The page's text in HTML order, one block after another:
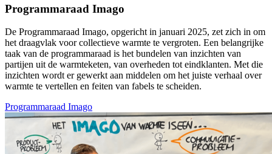
Programmaraad Imago
De Programmaraad Imago, opgericht in januari 2025, zet zich in om
het draagvlak voor collectieve warmte te vergroten. Een belangrijke
taak van de programmaraad is het bundelen van inzichten van
partijen uit de warmteketen, van overheden tot eindklanten. Met die
inzichten wordt er gewerkt aan middelen om het juiste verhaal over
warmte te vertellen en feiten van fabels te scheiden.
Programmaraad Imago